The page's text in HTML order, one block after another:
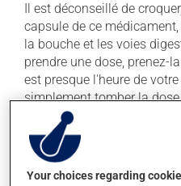
Il est déconseillé de
capsule de ce
la bouche et les voies
prendre une dose, prenez-
est presque l'heure de
simplement tomber la
dose suivante pour tenter
Ce médicament peut être
prenez-le avec de la
aliments irritants comme le
Your choices regarding